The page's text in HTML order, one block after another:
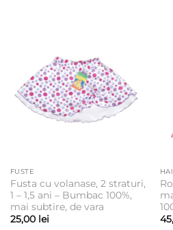
FUSTE
Fusta cu volanase, 2 straturi,
1 – 1,5 ani – Bumbac 100%,
mai subtire, de vara
25,00 lei